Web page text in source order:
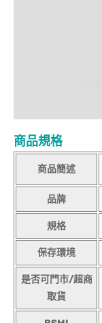
商品規格
商品簡述
品牌
規格
保存環境
是否可門市/超商
取貨